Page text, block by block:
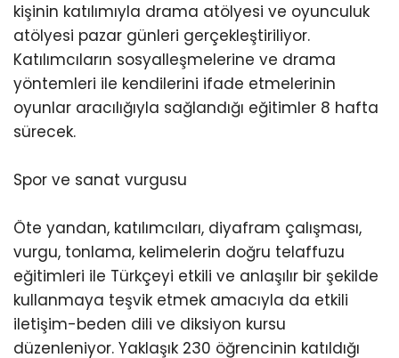
kişinin katılımıyla drama atölyesi ve oyunculuk
atölyesi pazar günleri gerçekleştiriliyor.
Katılımcıların sosyalleşmelerine ve drama
yöntemleri ile kendilerini ifade etmelerinin
oyunlar aracılığıyla sağlandığı eğitimler 8 hafta
sürecek.
Spor ve sanat vurgusu
Öte yandan, katılımcıları, diyafram çalışması,
vurgu, tonlama, kelimelerin doğru telaffuzu
eğitimleri ile Türkçeyi etkili ve anlaşılır bir şekilde
kullanmaya teşvik etmek amacıyla da etkili
iletişim-beden dili ve diksiyon kursu
düzenleniyor. Yaklaşık 230 öğrencinin katıldığı